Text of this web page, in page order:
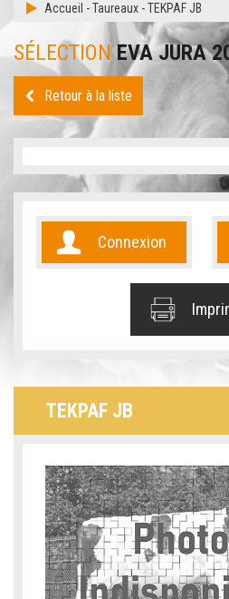
Accueil -Taureaux -TEKPAF JB
SÉLECTIONEVA JURA
Retour à la liste
Connexion
TEKPAF JB